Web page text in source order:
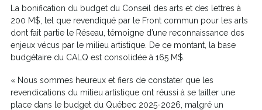
La bonification du budget du Conseil des arts et des lettres à
200 M$, tel que revendiqué par le Front commun pour les arts
dont fait partie le Réseau, témoigne d’une reconnaissance des
enjeux vécus par le milieu artistique. De ce montant, la base
budgétaire du CALQ est consolidée à 165 M$.
« Nous sommes heureux et fiers de constater que les
revendications du milieu artistique ont réussi à se tailler une
place dans le budget du Québec 2025-2026, malgré un